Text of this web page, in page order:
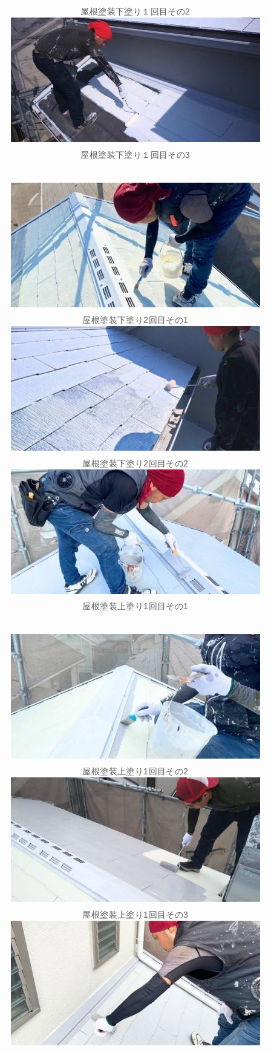
屋根塗装下塗り１回目その2
屋根塗装下塗り１回目その3
屋根塗装下塗り2回目その1
屋根塗装下塗り2回目その2
屋根塗装上塗り1回目その1
屋根塗装上塗り1回目その2
屋根塗装上塗り1回目その3